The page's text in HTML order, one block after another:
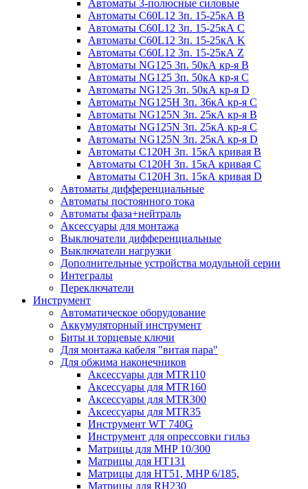
Автоматы 3-полюсные силовые
Автоматы C60L12 3п. 15-25кА B
Автоматы C60L12 3п. 15-25кА C
Автоматы C60L12 3п. 15-25кА K
Автоматы C60L12 3п. 15-25кА Z
Автоматы NG125 3п. 50кА кр-я B
Автоматы NG125 3п. 50кА кр-я C
Автоматы NG125 3п. 50кА кр-я D
Автоматы NG125H 3п. 36кА кр-я C
Автоматы NG125N 3п. 25кА кр-я B
Автоматы NG125N 3п. 25кА кр-я C
Автоматы NG125N 3п. 25кА кр-я D
Автоматы С120Н 3п. 15кА кривая B
Автоматы С120Н 3п. 15кА кривая C
Автоматы С120Н 3п. 15кА кривая D
Автоматы дифференциальные
Автоматы постоянного тока
Автоматы фаза+нейтраль
Аксессуары для монтажа
Выключатели дифференциальные
Выключатели нагрузки
Дополнительные устройства модульной серии
Интегралы
Переключатели
Инструмент
Автоматическое оборудование
Аккумуляторный инструмент
Биты и торцевые ключи
Для монтажа кабеля "витая пара"
Для обжима наконечников
Аксессуары для MTR110
Аксессуары для MTR160
Аксессуары для MTR300
Аксессуары для MTR35
Инструмент WT 740G
Инструмент для опрессовки гильз
Матрицы для MHP 10/300
Матрицы для НТ131
Матрицы для НТ51, MHP 6/185,
Матрицы для RH230